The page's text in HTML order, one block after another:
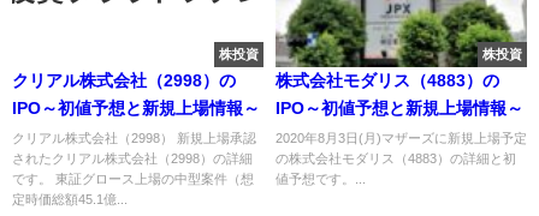
株投資
クリアル株式会社（2998）の
IPO～初値予想と新規上場情報～
クリアル株式会社（2998） 新規上場承認
されたクリアル株式会社（2998）の詳細
です。 東証グロース上場の中型案件（想
定時価総額45.1億...
株投資
株式会社モダリス（4883）の
IPO～初値予想と新規上場情報～
2020年8月3日(月)マザーズに新規上場予定
の株式会社モダリス（4883）の詳細と初
値予想です。...